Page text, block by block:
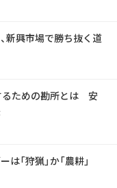
新興市場で勝ち抜く道
るための勘所とは 安
「狩猟」か「農耕」